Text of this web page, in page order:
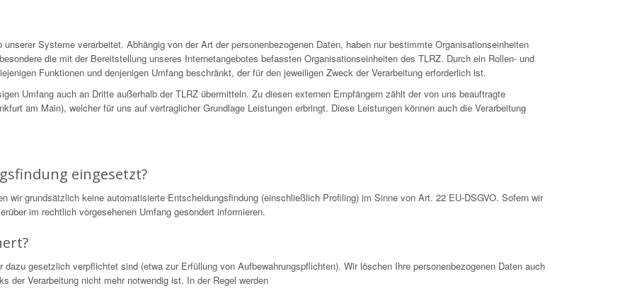
Systeme verarbeitet. Abhängig von der Art der personenbezogenen Daten, haben nur bestimmte Organisationseinheiten
die mit der Bereitstellung unseres Internetangebotes befassten Organisationseinheiten des TLRZ. Durch ein Rollen- und
Funktionen und denjenigen Umfang beschränkt, der für den jeweiligen Zweck der Verarbeitung erforderlich ist.
Umfang auch an Dritte außerhalb der TLRZ übermitteln. Zu diesen externen Empfängern zählt der von uns beauftragte
am Main), welcher für uns auf vertraglicher Grundlage Leistungen erbringt. Diese Leistungen können auch die Verarbeitung
eingesetzt?
wir grundsätzlich keine automatisierte Entscheidungsfindung (einschließlich Profiling) im Sinne von Art. 22 EU-DSGVO. Sofern wir
im rechtlich vorgesehenen Umfang gesondert informieren.
gesetzlich verpflichtet sind (etwa zur Erfüllung von Aufbewahrungspflichten). Wir löschen Ihre personenbezogenen Daten auch
der Verarbeitung nicht mehr notwendig ist. In der Regel werden